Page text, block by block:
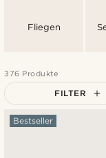
Fliegen
376 Produkte
FILTER
Bestseller